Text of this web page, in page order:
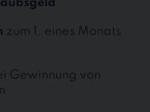
zum 1. eines Monats
Gewinnung von